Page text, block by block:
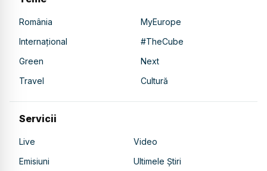
România
MyEurope
Internațional
#TheCube
Green
Next
Travel
Cultură
Servicii
Live
Video
Emisiuni
Ultimele Știri